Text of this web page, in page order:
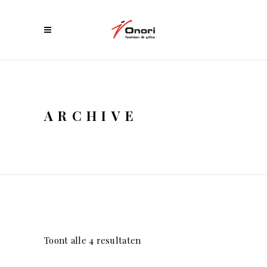
ARCHIVE
Toont alle 4 resultaten